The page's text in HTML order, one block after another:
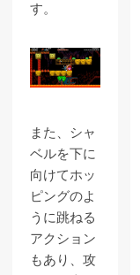
す。
また、シャ
ベルを下に
向けてホッ
ピングのよ
うに跳ねる
アクション
もあり、攻